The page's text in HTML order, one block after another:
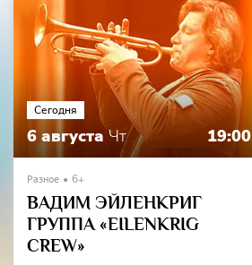
Сегодня
6 августа Чт 19:00
Разное 6+
ВАДИМ ЭЙЛЕНКРИГ
ГРУППА «EILENKRIG
СREW»